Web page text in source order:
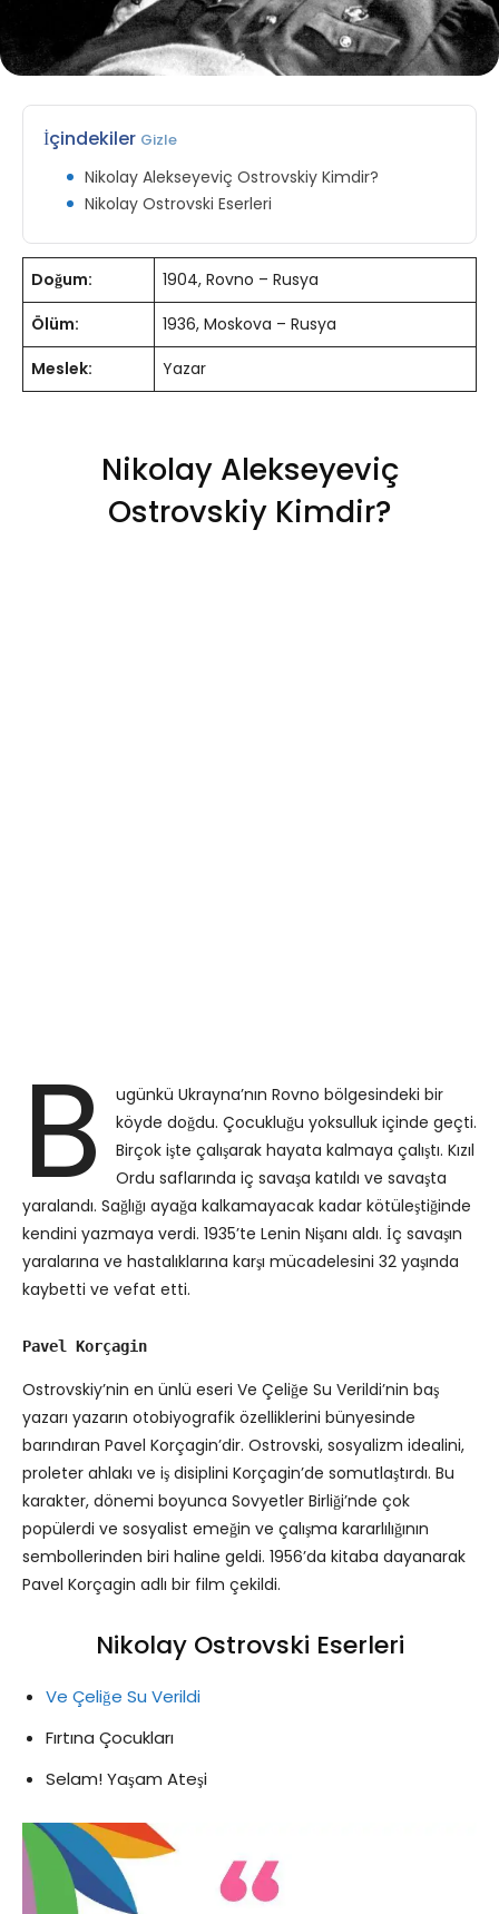
İçindekiler Gizle
Nikolay Alekseyeviç Ostrovskiy Kimdir?
Nikolay Ostrovski Eserleri
Doğum:
1904, Rovno – Rusya
Ölüm:
1936, Moskova – Rusya
Meslek:
Yazar
Nikolay Alekseyeviç
Ostrovskiy Kimdir?
B
ugünkü Ukrayna’nın Rovno bölgesindeki bir
köyde doğdu. Çocukluğu yoksulluk içinde geçti.
Birçok işte çalışarak hayata kalmaya çalıştı. Kızıl
Ordu saflarında iç savaşa katıldı ve savaşta
yaralandı. Sağlığı ayağa kalkamayacak kadar kötüleştiğinde
kendini yazmaya verdi. 1935’te Lenin Nişanı aldı. İç savaşın
yaralarına ve hastalıklarına karşı mücadelesini 32 yaşında
kaybetti ve vefat etti.
Pavel Korçagin
Ostrovskiy’nin en ünlü eseri Ve Çeliğe Su Verildi’nin baş
yazarı yazarın otobiyografik özelliklerini bünyesinde
barındıran Pavel Korçagin’dir. Ostrovski, sosyalizm idealini,
proleter ahlakı ve iş disiplini Korçagin’de somutlaştırdı. Bu
karakter, dönemi boyunca Sovyetler Birliği’nde çok
popülerdi ve sosyalist emeğin ve çalışma kararlılığının
sembollerinden biri haline geldi. 1956’da kitaba dayanarak
Pavel Korçagin adlı bir film çekildi.
Nikolay Ostrovski Eserleri
Ve Çeliğe Su Verildi
Fırtına Çocukları
Selam! Yaşam Ateşi